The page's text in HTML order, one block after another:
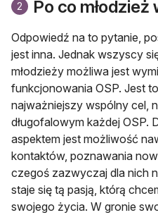
2 Po co młodzież
Odpowiedź na to pytanie,
jest inna. Jednak wszyscy
młodzieży możliwa jest
funkcjonowania OSP. Jest
najważniejszy wspólny cel,
długofalowym każdej OSP.
aspektem jest możliwość
kontaktów, poznawania
czegoś zazwyczaj dla nich
staje się tą pasją, którą
swojego życia. W gronie